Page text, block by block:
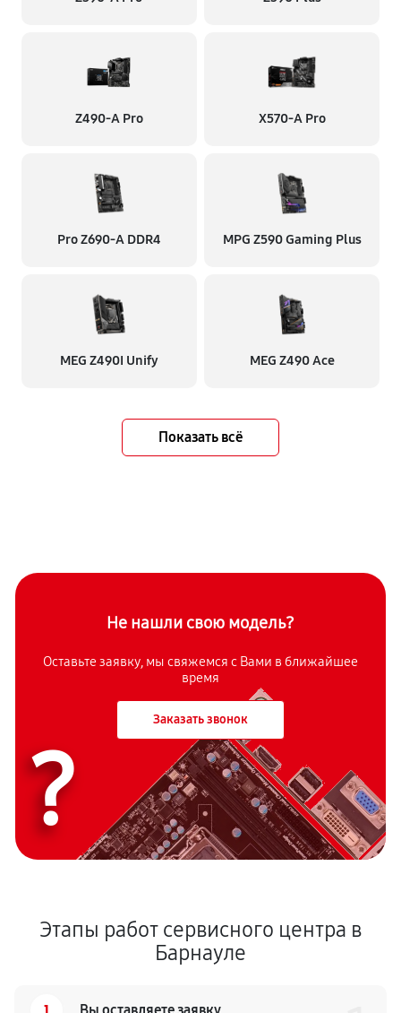
Z490-A Pro X570-A Pro
Pro Z690-A DDR4 MPG Z590 Gaming Plus
MEG Z490I Unify MEG Z490 Ace
Показать всё
Не нашли свою модель?
Оставьте заявку, мы свяжемся с Вами в ближайшее
время
Заказать звонок
?
Этапы работ сервисного центра в
Барнауле